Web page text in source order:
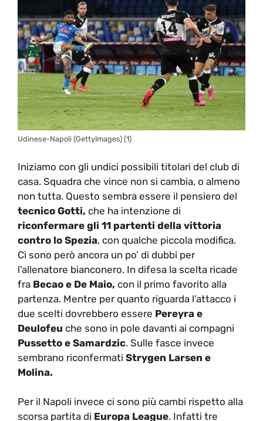
Udinese-Napoli (GettyImages) (1)
Iniziamo con gli undici possibili titolari del club di
casa. Squadra che vince non si cambia, o almeno
non tutta. Questo sembra essere il pensiero del
tecnico Gotti, che ha intenzione di
riconfermare gli 11 partenti della vittoria
contro lo Spezia, con qualche piccola modifica.
Ci sono però ancora un po’ di dubbi per
l’allenatore bianconero. In difesa la scelta ricade
fra Becao e De Maio, con il primo favorito alla
partenza. Mentre per quanto riguarda l’attacco i
due scelti dovrebbero essere Pereyra e
Deulofeu che sono in pole davanti ai compagni
Pussetto e Samardzic. Sulle fasce invece
sembrano riconfermati Strygen Larsen e
Molina.
Per il Napoli invece ci sono più cambi rispetto alla
scorsa partita di Europa League. Infatti tre